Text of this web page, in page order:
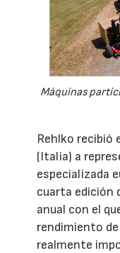
Máquinas
Rehlko recibió
(Italia) a
especializada
cuarta edición
anual con el
rendimiento
realmente